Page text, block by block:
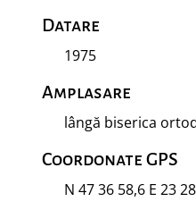
Datare
1975
Amplasare
lângă biserica
Coordonate GPS
N 47 36 58,6 E 23